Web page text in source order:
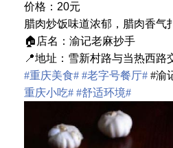
价格：20元
腊肉炒饭味道浓郁，腊肉香
🏠店名：渝记老麻抄手
📍地址：雪新村路与当热西路
#重庆美食# #老字号餐厅##渝
重庆小吃# #舒适环境#